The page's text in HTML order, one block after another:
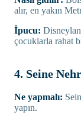
alır, en yakın
İpucu:
çocuklarla rahat
4. Seine
Ne yapmalı:
yapın.